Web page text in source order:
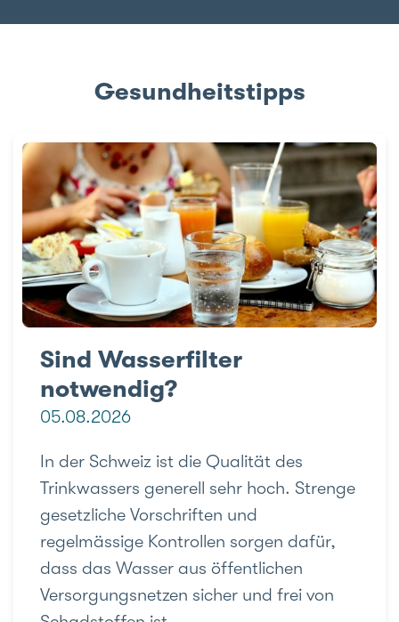
Gesundheitstipps
Sind Wasserfilter
notwendig?
05.08.2026
In der Schweiz ist die Qualität des
Trinkwassers generell sehr hoch. Strenge
gesetzliche Vorschriften und
regelmässige Kontrollen sorgen dafür,
dass das Wasser aus öffentlichen
Versorgungsnetzen sicher und frei von